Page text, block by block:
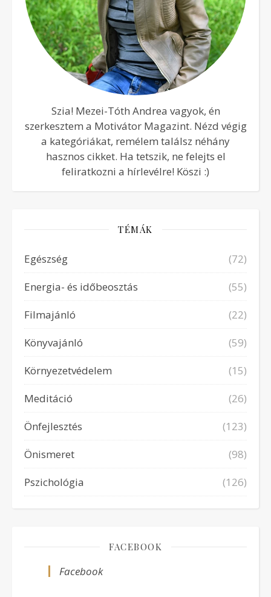
Szia! Mezei-Tóth Andrea vagyok, én
szerkesztem a Motivátor Magazint. Nézd végig
a kategóriákat, remélem találsz néhány
hasznos cikket. Ha tetszik, ne felejts el
feliratkozni a hírlevélre! Köszi :)
TÉMÁK
Egészség
(72)
Energia- és időbeosztás
(55)
Filmajánló
(22)
Könyvajánló
(59)
Környezetvédelem
(15)
Meditáció
(26)
Önfejlesztés
(123)
Önismeret
(98)
Pszichológia
(126)
FACEBOOK
Facebook